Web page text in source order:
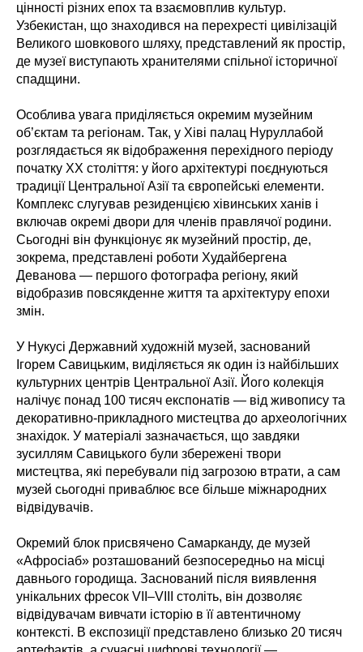
цінності різних епох та взаємовплив культур.
Узбекистан, що знаходився на перехресті цивілізацій
Великого шовкового шляху, представлений як простір,
де музеї виступають хранителями спільної історичної
спадщини.
Особлива увага приділяється окремим музейним
об’єктам та регіонам. Так, у Хіві палац Нуруллабой
розглядається як відображення перехідного періоду
початку XX століття: у його архітектурі поєднуються
традиції Центральної Азії та європейські елементи.
Комплекс слугував резиденцією хівинських ханів і
включав окремі двори для членів правлячої родини.
Сьогодні він функціонує як музейний простір, де,
зокрема, представлені роботи Худайбергена
Деванова — першого фотографа регіону, який
відобразив повсякденне життя та архітектуру епохи
змін.
У Нукусі Державний художній музей, заснований
Ігорем Савицьким, виділяється як один із найбільших
культурних центрів Центральної Азії. Його колекція
налічує понад 100 тисяч експонатів — від живопису та
декоративно-прикладного мистецтва до археологічних
знахідок. У матеріалі зазначається, що завдяки
зусиллям Савицького були збережені твори
мистецтва, які перебували під загрозою втрати, а сам
музей сьогодні приваблює все більше міжнародних
відвідувачів.
Окремий блок присвячено Самарканду, де музей
«Афросіаб» розташований безпосередньо на місці
давнього городища. Заснований після виявлення
унікальних фресок VII–VIII століть, він дозволяє
відвідувачам вивчати історію в її автентичному
контексті. В експозиції представлено близько 20 тисяч